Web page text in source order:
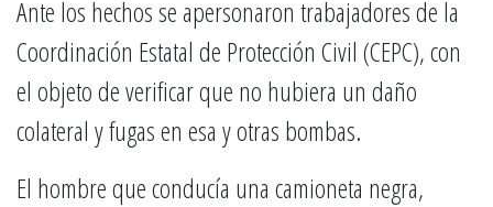
Ante los hechos se apersonaron trabajadores de la
Coordinación Estatal de Protección Civil (CEPC), con
el objeto de verificar que no hubiera un daño
colateral y fugas en esa y otras bombas.
El hombre que conducía una camioneta negra,